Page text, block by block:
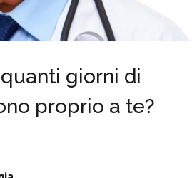
giorni di
proprio a te?